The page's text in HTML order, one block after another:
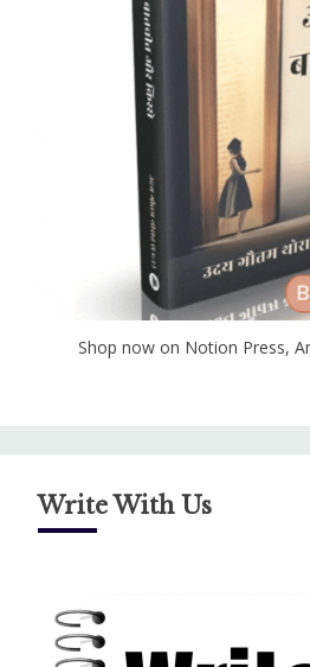
Shop now on Notion Press,
Write With Us